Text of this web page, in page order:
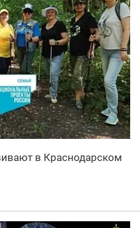
в Краснодарском